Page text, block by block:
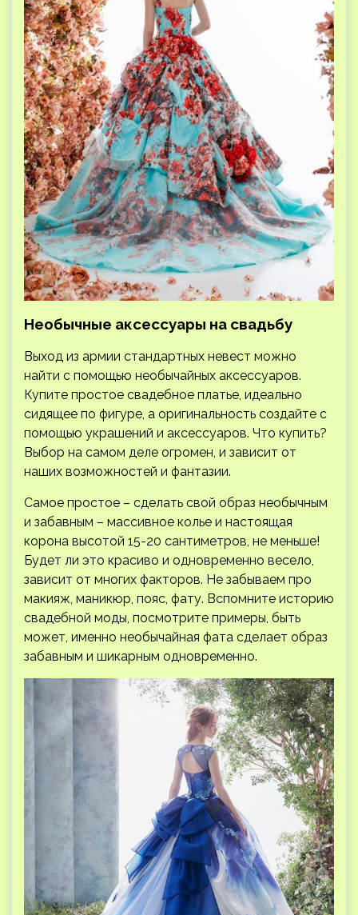
Необычные аксессуары на свадьбу
Выход из армии стандартных невест можно
найти с помощью необычайных аксессуаров.
Купите простое свадебное платье, идеально
сидящее по фигуре, а оригинальность создайте с
помощью украшений и аксессуаров. Что купить?
Выбор на самом деле огромен, и зависит от
наших возможностей и фантазии.
Самое простое – сделать свой образ необычным
и забавным – массивное колье и настоящая
корона высотой 15-20 сантиметров, не меньше!
Будет ли это красиво и одновременно весело,
зависит от многих факторов. Не забываем про
макияж, маникюр, пояс, фату. Вспомните историю
свадебной моды, посмотрите примеры, быть
может, именно необычайная фата сделает образ
забавным и шикарным одновременно.